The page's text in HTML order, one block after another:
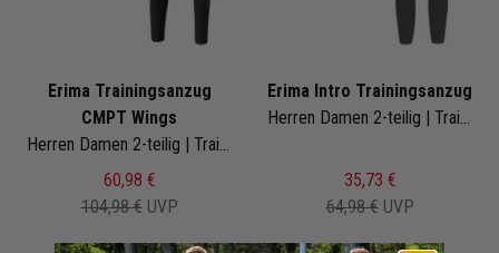
Erima Trainingsanzug
CMPT Wings
Herren Damen 2-teilig | Trainingsjacke mit Kapuze Trainingshose
60,98 €
104,98 € UVP
Erima Intro Trainingsanzug
Herren Damen 2-teilig | Trainingsjacke Trainingshose
35,73 €
64,98 € UVP